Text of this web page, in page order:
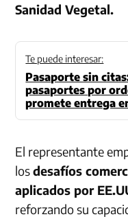
Sanidad Vegetal.
Te puede interesar:
Pasaporte sin
pasaportes por
promete entrega
El representante
losdesafíos
aplicados por
reforzando su